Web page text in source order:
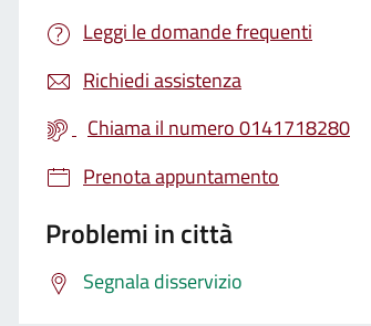
Leggi le domande frequenti
Richiedi assistenza
Chiama il numero 0141718280
Prenota appuntamento
Problemi in città
Segnala disservizio